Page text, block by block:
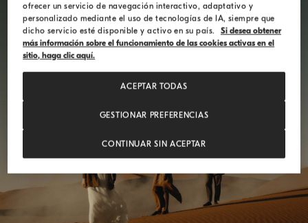
ELEMENTS RESONANCE
ofrecer un servicio de navegación interactivo, adaptativo y
personalizado mediante el uso de tecnologías de IA, siempre que
dicho servicio esté disponible y activo en su país.
Si desea obtener
más información sobre el funcionamiento de las cookies activas en el
sitio, haga clic aquí.
GESTIONAR PREFERENCIAS
CONTINUAR SIN ACEPTAR
ACEPTAR TODAS